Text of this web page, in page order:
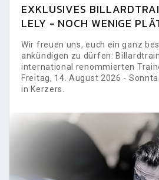
EXKLUSIVES
LELY - NOCH WENIGE
Wir freuen uns, euch ein ganz
ankündigen zu dürfen:
international renommierten
Freitag, 14. August 2026 -
in Kerzers.